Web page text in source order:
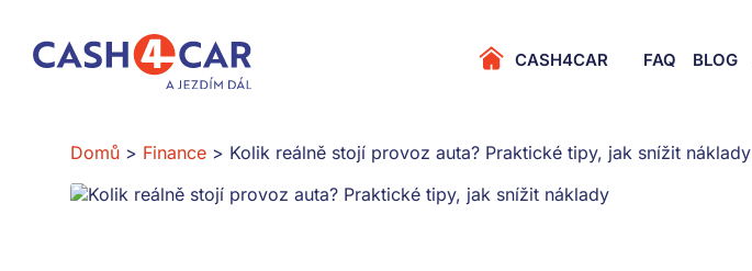
CASH4CAR FAQ BLOG
Domů Finance Kolik reálně stojí provoz auta? Praktické tipy, jak snížit náklady